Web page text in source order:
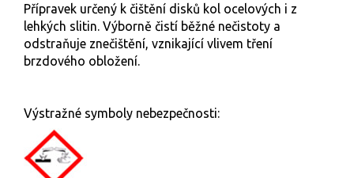
Přípravek určený k čištění disků kol ocelových i z
lehkých slitin. Výborně čistí běžné nečistoty a
odstraňuje znečištění, vznikající vlivem tření
brzdového obložení.
Výstražné symboly nebezpečnosti: